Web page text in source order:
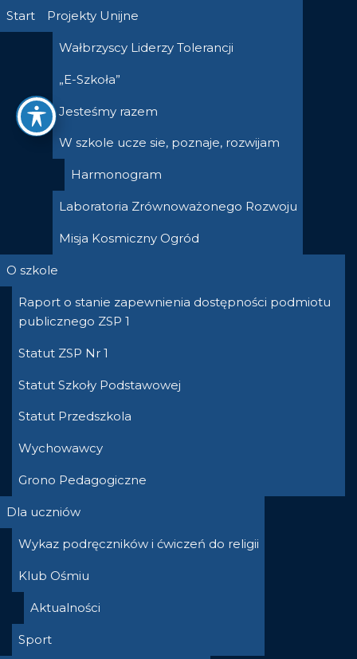
Przejdź
do
Start Projekty Unijne
Wałbrzyscy Liderzy Tolerancji
„E-Szkoła”
Jesteśmy razem
W szkole ucze sie, poznaje, rozwijam
Harmonogram
Laboratoria Zrównoważonego Rozwoju
Misja Kosmiczny Ogród
O szkole
Raport o stanie zapewnienia dostępności podmiotu
publicznego ZSP 1
Statut ZSP Nr 1
Statut Szkoły Podstawowej
Statut Przedszkola
Wychowawcy
Grono Pedagogiczne
Dla uczniów
Wykaz podręczników i ćwiczeń do religii
Klub Ośmiu
Aktualności
Sport